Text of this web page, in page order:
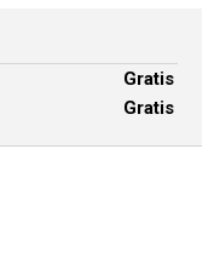
Gratis
Gratis